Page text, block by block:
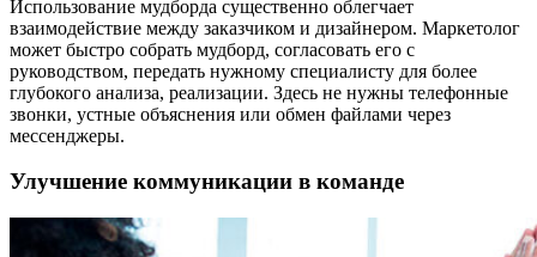
Использование мудборда существенно облегчает
взаимодействие между заказчиком и дизайнером. Маркетолог
может быстро собрать мудборд, согласовать его с
руководством, передать нужному специалисту для более
глубокого анализа, реализации. Здесь не нужны телефонные
звонки, устные объяснения или обмен файлами через
мессенджеры.
Улучшение коммуникации в команде